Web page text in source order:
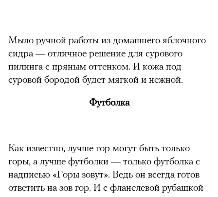
Мыло ручной работы из домашнего яблочного
сидра — отличное решение для сурового
пилинга с пряным оттенком. И кожа под
суровой бородой будет мягкой и нежной.
Футболка
Как известно, лучше гор могут быть только
горы, а лучше футболки — только футболка с
надписью «Горы зовут». Ведь он всегда готов
ответить на зов гор. И с фланелевой рубашкой